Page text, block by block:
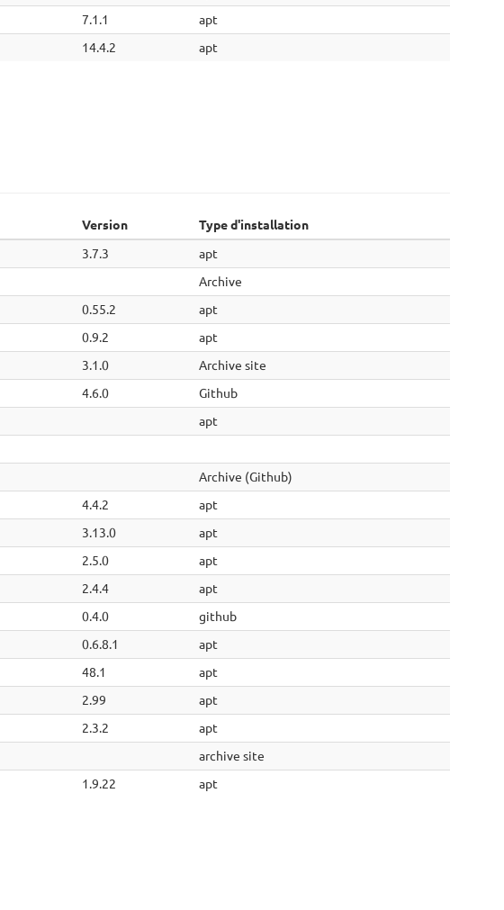
7.1.1
apt
14.4.2 apt
Version
Type d'installation
3.7.3
apt
Archive
0.55.2
apt
0.9.2
apt
3.1.0
Archive site
4.6.0
Github
apt
Archive (Github)
4.4.2
apt
3.13.0
apt
2.5.0
apt
2.4.4
apt
0.4.0
github
0.6.8.1
apt
48.1
apt
2.99
apt
2.3.2
apt
archive site
1.9.22 apt